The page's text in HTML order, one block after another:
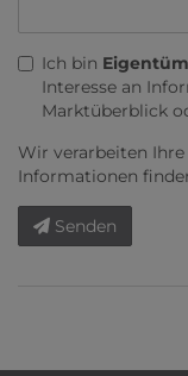
Ich bin
Interesse an
Marktüberblick
Wir verarbeiten
Informationen
Senden